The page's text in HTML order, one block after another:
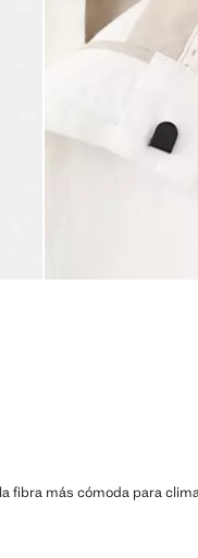
fibra más cómoda para